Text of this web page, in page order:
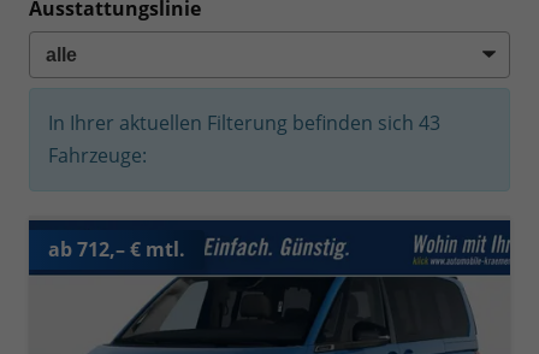
Ausstattungslinie
In Ihrer aktuellen Filterung befinden sich 43
Fahrzeuge:
ab 712,– € mtl.